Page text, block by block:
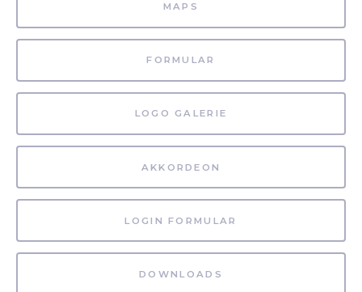
MAPS
FORMULAR
LOGO GALERIE
AKKORDEON
LOGIN FORMULAR
DOWNLOADS